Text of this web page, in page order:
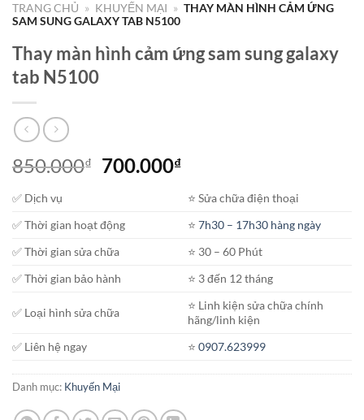
TRANG CHỦ » KHUYẾN MẠI » THAY MÀN HÌNH CẢM ỨNG
SAM SUNG GALAXY TAB N5100
Thay màn hình cảm ứng sam sung galaxy
tab N5100
850.000₫
Giá
850.000₫.
700.000₫Giá
tại
là:
700.000₫.
✅ Dịch vụ
⭐️ Sửa chữa điện thoại
✅ Thời gian hoạt động
⭐️7h30 – 17h30 hàng ngày
✅ Thời gian sửa chữa
⭐️ 30 – 60 Phút
✅ Thời gian bảo hành
⭐️ 3 đến 12 tháng
✅ Loại hình sửa chữa
⭐️ Linh kiện sửa chữa chính
hãng/linh kiện
✅ Liên hệ ngay
⭐️0907.623999
Danh mục: Khuyến Mại